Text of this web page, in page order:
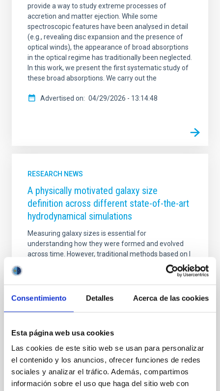
Consentimiento Detalles Acerca de las cookies
Esta página web usa cookies
Las cookies de este sitio web se usan para personalizar
el contenido y los anuncios, ofrecer funciones de redes
sociales y analizar el tráfico. Además, compartimos
información sobre el uso que haga del sitio web con
provide a way to study extreme processes of
accretion and matter ejection. While some
spectroscopic features have been analysed in detail
(e.g., revealing disc expansion and the presence of
optical winds), the appearance of broad absorptions
in the optical regime has traditionally been neglected.
In this work, we present the first systematic study of
these broad absorptions. We carry out the
Advertised on 04/29/2026 - 13:14:48
RESEARCH NEWS
A physically motivated galaxy size
definition across different state-of-the-art
hydrodynamical simulations
Measuring galaxy sizes is essential for
understanding how they were formed and evolved
across time. However, traditional methods based on l
ight concentration or isophotal densities often lack a
Trujillo+20 explores a more physically motivated
definition: the radius R 1, where the stellar surface
Gálvez+25 uses over 1,000 galaxies from several
state-of-the-art cosmological simulations (AURIGA,
HESTIA
Advertised on 09/02/2025 - 09:17:04